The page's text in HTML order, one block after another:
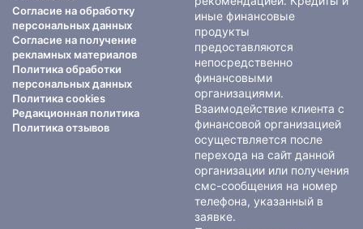
Согласие на обработку
персональных данных
Согласие на получение
рекламных материалов
Политика обработки
персональных данных
Политика cookies
Редакционная политика
Политика отзывов
иные финансовые
продукты
предоставляются
непосредственно
финансовыми
организациями.
Взаимодействие клиента с
финансовой организацией
осуществляется после
перехода на сайт данной
организации или получения
смс-сообщения на номер
телефона, указанный в
заявке.